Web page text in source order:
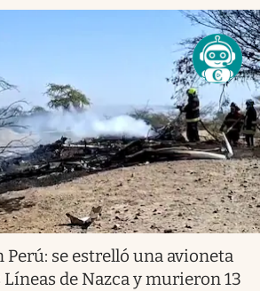
Perú: se estrelló una avioneta
de Nazca y murieron 13